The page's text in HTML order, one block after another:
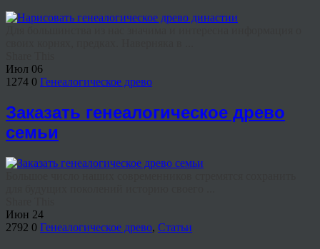
Июл 06
1274 0 Генеалогическое древо
Заказать генеалогическое древо
семьи
Июн 24
2792 0 Генеалогическое древо, Статьи